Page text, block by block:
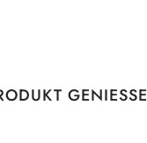
GENIESSEN